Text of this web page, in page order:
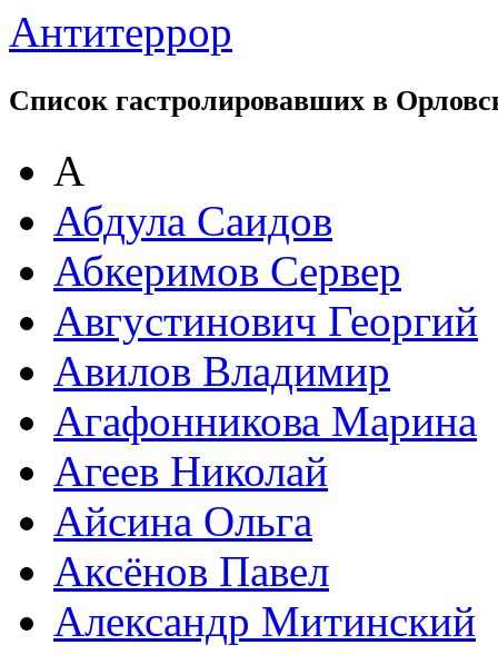
Антитеррор
Список гастролировавших в
А
Абдула Саидов
Абкеримов Сервер
Августинович Георгий
Авилов Владимир
Агафонникова Марина
Агеев Николай
Айсина Ольга
Аксёнов Павел
Александр Митинский